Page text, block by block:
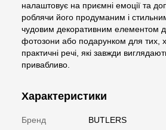
налаштовує на приємні емоції та
роблячи його продуманим і
чудовим декоративним елементом
фотозони або подарунком для тих,
практичні речі, які завжди
привабливо.
Характеристики
Бренд
BUTLERS